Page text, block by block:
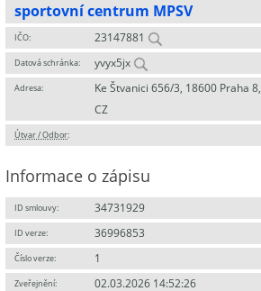
sportovní centrum MPSV
IČO: 23147881
Datová schránka: yvyx5jx
Adresa:
Ke Štvanici 656/3, 18600 Praha 8,
CZ
Útvar / Odbor:
Informace o zápisu
ID smlouvy: 34731929
ID verze: 36996853
Číslo verze: 1
Zveřejnění: 02.03.2026 14:52:26